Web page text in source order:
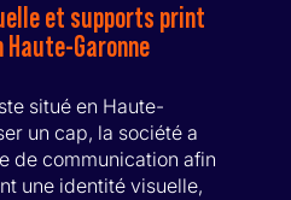
et supports print
Garonne
situé en Haute-
un cap, la société a
de communication afin
une identité visuelle,